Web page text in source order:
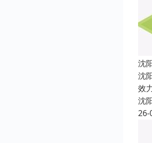
沈
沈
效
沈
26-